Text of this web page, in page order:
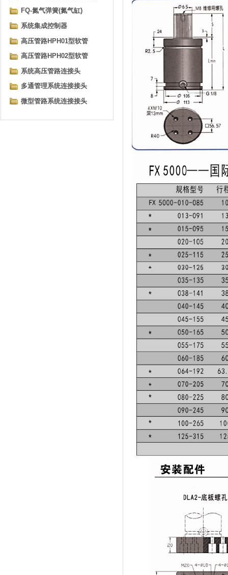
FQ-氮气弹簧(氮气缸)
系统集成控制器
高压管路HPH01型软管
高压管路HPH02型软管
系统高压管路连接头
多通管理系统连接接头
微型管路系统连接接头